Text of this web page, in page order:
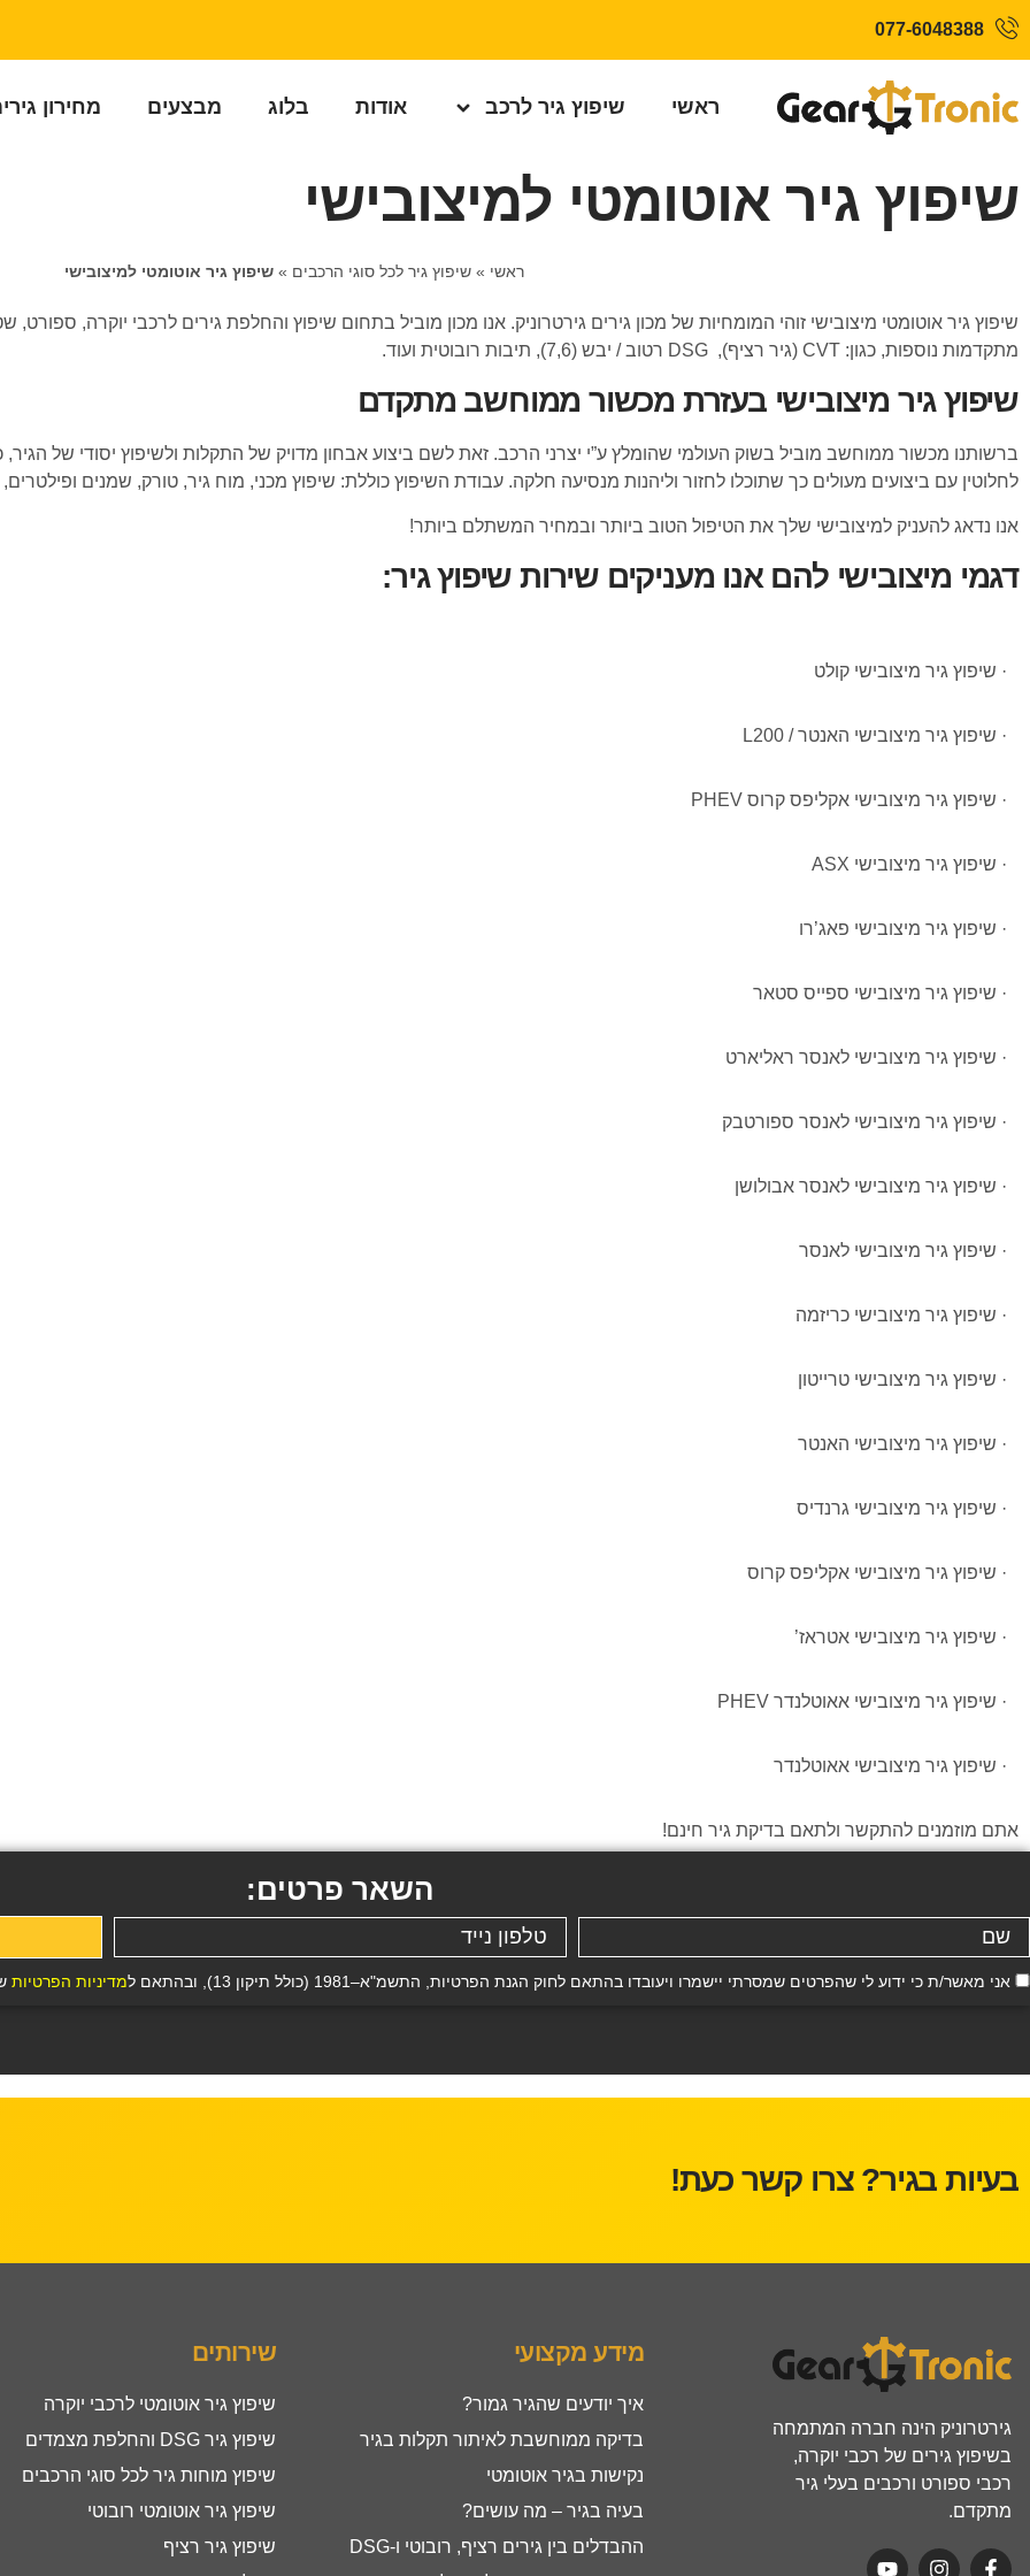
077-6048388
ראשי שיפוץ גיר לרכב אודות בלוג מבצעים מחירון
שיפוץ גיר אוטומטי למיצובישי
ראשי » שיפוץ גיר לכל סוגי הרכבים » שיפוץ גיר אוטומטי למיצובישי
שיפוץ גיר אוטומטי מיצובישי זוהי המומחיות של מכון גירים גירטרוניק. אנו מכון מוביל בתחום שיפוץ והחלפת גירים לרכבי יוקרה, ספורט,
מתקדמות נוספות, כגון: CVT (גיר רציף), DSG רטוב / יבש (7,6), תיבות רובוטית ועוד.
שיפוץ גיר מיצובישי בעזרת מכשור ממוחשב מתקדם
ברשותנו מכשור ממוחשב מוביל בשוק העולמי שהומלץ ע”י יצרני הרכב. זאת לשם ביצוע אבחון מדויק של התקלות ולשיפוץ יסודי של
לחלוטין עם ביצועים מעולים כך שתוכלו לחזור וליהנות מנסיעה חלקה. עבודת השיפוץ כוללת: שיפוץ מכני, מוח גיר, טורק, שמנים ופילטרים,
אנו נדאג להעניק למיצובישי שלך את הטיפול הטוב ביותר ובמחיר המשתלם ביותר!
דגמי מיצובישי להם אנו מעניקים שירות שיפוץ גיר:
· שיפוץ גיר מיצובישי קולט
· שיפוץ גיר מיצובישי האנטר / L200
· שיפוץ גיר מיצובישי אקליפס קרוס PHEV
· שיפוץ גיר מיצובישי ASX
· שיפוץ גיר מיצובישי פאג’רו
· שיפוץ גיר מיצובישי ספייס סטאר
· שיפוץ גיר מיצובישי לאנסר ראליארט
· שיפוץ גיר מיצובישי לאנסר ספורטבק
· שיפוץ גיר מיצובישי לאנסר אבולושן
· שיפוץ גיר מיצובישי לאנסר
· שיפוץ גיר מיצובישי כריזמה
· שיפוץ גיר מיצובישי טרייטון
· שיפוץ גיר מיצובישי האנטר
· שיפוץ גיר מיצובישי גרנדיס
· שיפוץ גיר מיצובישי אקליפס קרוס
· שיפוץ גיר מיצובישי אטראז’
· שיפוץ גיר מיצובישי אאוטלנדר PHEV
· שיפוץ גיר מיצובישי אאוטלנדר
אתם מוזמנים להתקשר ולתאם בדיקת גיר חינם!
השאר פרטים:
אני מאשר/ת כי ידוע לי שהפרטים שמסרתי יישמרו ויעובדו בהתאם לחוק הגנת הפרטיות, התשמ"א–1981 (כולל תיקון 13), ובהתאם ל מדיניות הפרטיות
בעיות בגיר? צרו קשר כעת!
גירטרוניק הינה חברה המתמחה
בשיפוץ גירים של רכבי יוקרה,
רכבי ספורט ורכבים בעלי גיר
מתקדם.
מידע מקצועי
איך יודעים שהגיר גמור?
בדיקה ממוחשבת לאיתור תקלות בגיר
נקישות בגיר אוטומטי
בעיה בגיר – מה עושים?
ההבדלים בין גירים רציף, רובוטי ו-DSG
שירותים
שיפוץ גיר אוטומטי לרכבי יוקרה
שיפוץ גיר DSG והחלפת מצמדים
שיפוץ מוחות גיר לכל סוגי הרכבים
שיפוץ גיר אוטומטי רובוטי
שיפוץ גיר רציף